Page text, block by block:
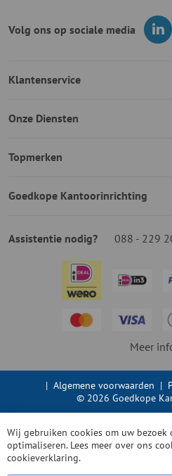
Volg ons op sociale media
Klantenservice
Onze Diensten
Topmerken
Goedkope Kantoorinrichting
Assistentie nodig? 088 - 229
Meer
| Algemene voorwaarden |
© 2026 Goedkope
Wij gebruiken cookies om uw bezoek
optimaliseren. Lees meer over ons
cookieverklaring.